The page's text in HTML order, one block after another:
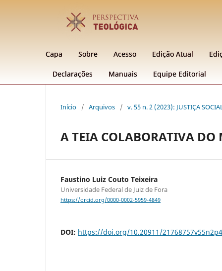
Capa Sobre Acesso Edição Atual
Declarações Manuais Equipe Editorial
Início / Arquivos / v. 55 n. 2 (2023): JUSTIÇA
A TEIA COLABORATIVA
Faustino Luiz Couto Teixeira
Universidade Federal de Juiz de Fora
https://orcid.org/0000-0002-5959-4849
DOI: https://doi.org/10.20911/